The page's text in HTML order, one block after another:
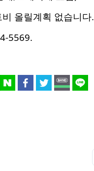
올릴계획 없습니다.
5569.